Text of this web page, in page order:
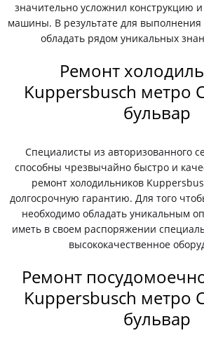
значительно усложнил конструкцию
машины. В результате для
обладать рядом уникальных
Ремонт
Kuppersbusch метро
бульвар
Специалисты из авторизованного
способны чрезвычайно быстро и
ремонт холодильников
долгосрочную гарантию. Для того
необходимо обладать уникальным
иметь в своем распоряжении
высококачественное
Ремонт
Kuppersbusch метро
бульвар